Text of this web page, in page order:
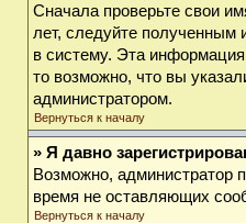
Сначала проверьте свои
лет, следуйте полученным
в систему. Эта
то возможно, что вы
администратором.
Вернуться к началу
» Я давно
Возможно, администратор
время не оставляющих
Вернуться к началу